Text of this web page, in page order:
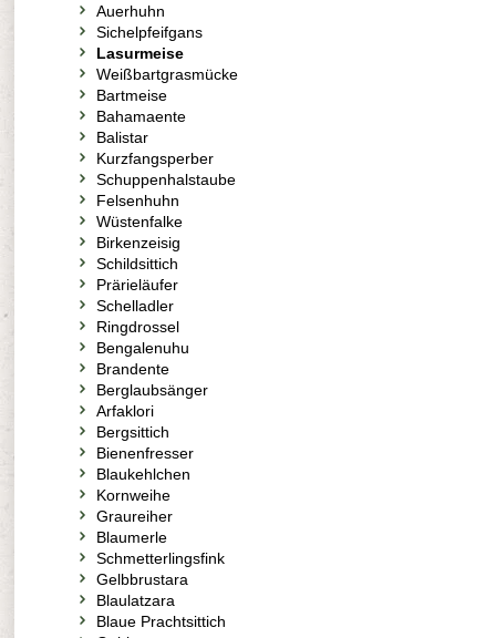
Auerhuhn
Sichelpfeifgans
Lasurmeise
Weißbartgrasmücke
Bartmeise
Bahamaente
Balistar
Kurzfangsperber
Schuppenhalstaube
Felsenhuhn
Wüstenfalke
Birkenzeisig
Schildsittich
Prärieläufer
Schelladler
Ringdrossel
Bengalenuhu
Brandente
Berglaubsänger
Arfaklori
Bergsittich
Bienenfresser
Blaukehlchen
Kornweihe
Graureiher
Blaumerle
Schmetterlingsfink
Gelbbrustara
Blaulatzara
Blaue Prachtsittich